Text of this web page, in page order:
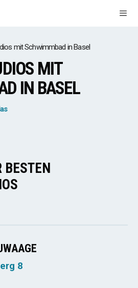
mit Schwimmbad in Basel
MIT
IN BASEL
BESTEN
8